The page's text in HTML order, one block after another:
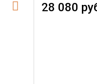
28 080